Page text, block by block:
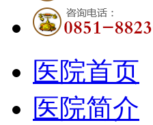
医院首页
医院简介